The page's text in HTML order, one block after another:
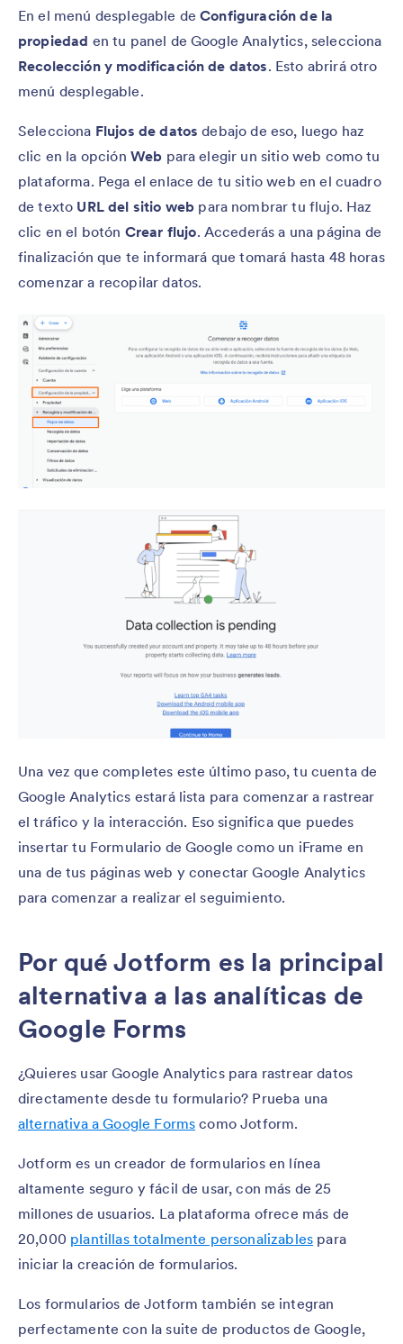
En el menú desplegable deConfiguración de la
propiedad en tu panel de Google Analytics, selecciona
Recolección y modificación de datos. Esto abrirá otro
menú desplegable.
Selecciona Flujos de datos debajo de eso, luego haz
clic en la opción Web para elegir un sitio web como tu
plataforma. Pega el enlace de tu sitio web en el cuadro
de texto URL del sitio web para nombrar tu flujo. Haz
clic en el botón Crear flujo. Accederás a una página de
finalización que te informará que tomará hasta 48 horas
comenzar a recopilar datos.
Una vez que completes este último paso, tu cuenta de
Google Analytics estará lista para comenzar a rastrear
el tráfico y la interacción. Eso significa que puedes
insertar tu Formulario de Google como un iFrame en
una de tus páginas web y conectar Google Analytics
para comenzar a realizar el seguimiento.
Por qué Jotform es la principal
alternativa a las analíticas de
Google Forms
¿Quieres usar Google Analytics para rastrear datos
directamente desde tu formulario? Prueba una
alternativa a Google Forms como Jotform.
Jotform es un creador de formularios en línea
altamente seguro y fácil de usar, con más de 25
millones de usuarios. La plataforma ofrece más de
20,000 plantillas totalmente personalizables para
iniciar la creación de formularios.
Los formularios de Jotform también se integran
perfectamente con la suite de productos de Google,